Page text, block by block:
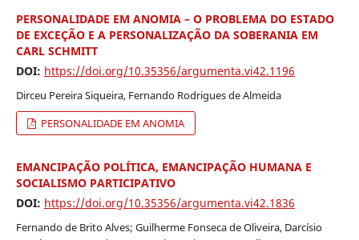
PERSONALIDADE EM ANOMIA – O PROBLEMA DO ESTADO
DE EXCEÇÃO E A PERSONALIZAÇÃO DA SOBERANIA EM
CARL SCHMITT
DOI: https://doi.org/10.35356/argumenta.vi42.1196
Dirceu Pereira Siqueira, Fernando Rodrigues de Almeida
PERSONALIDADE EM ANOMIA
EMANCIPAÇÃO POLÍTICA, EMANCIPAÇÃO HUMANA E
SOCIALISMO PARTICIPATIVO
DOI: https://doi.org/10.35356/argumenta.vi42.1836
Fernando de Brito Alves; Guilherme Fonseca de Oliveira, Darcísio